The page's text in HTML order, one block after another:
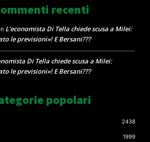
recenti
L’economista Di Tella chiede scusa a Milei:
le previsioni»! E Bersani???
Di Tella chiede scusa a Milei:
le previsioni»! E Bersani???
popolari
2438
1999